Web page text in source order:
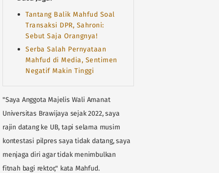
Tantang Balik Mahfud Soal
Transaksi DPR, Sahroni:
Sebut Saja Orangnya!
Serba Salah Pernyataan
Mahfud di Media, Sentimen
Negatif Makin Tinggi
"Saya Anggota Majelis Wali Amanat
Universitas Brawijaya sejak 2022, saya
rajin datang ke UB, tapi selama musim
kontestasi pilpres saya tidak datang, saya
menjaga diri agar tidak menimbulkan
fitnah bagi rektor," kata Mahfud.